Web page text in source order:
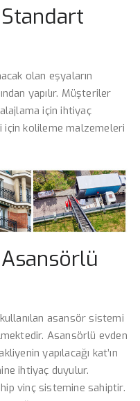
olan eşyaların
yapılır. Müşteriler
için ihtiyaç
için kolileme malzemeleri
asansör sistemi
Asansörlü evden
yapılacağı kat’ın
ihtiyaç duyulur.
vinç sistemine sahiptir.